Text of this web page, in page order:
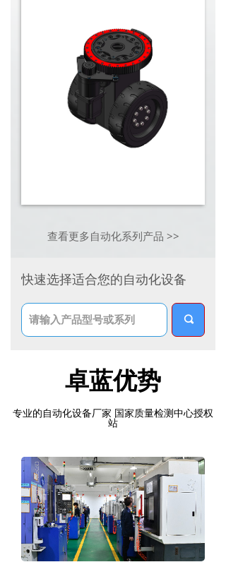
查看更多自动化系列产品 >>
끠
快速选择适合您的自动化设备
卓蓝优势
专业的自动化设备厂家 国家质量检测中心授权
站